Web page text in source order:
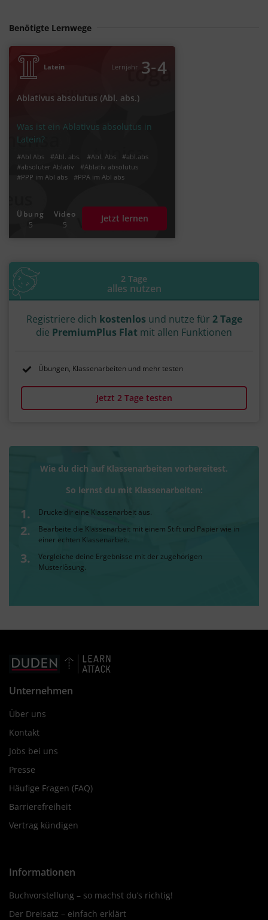
Benötigte Lernwege
Latein Lernjahr 3‐4
Ablativus absolutus (Abl. abs.)
Was ist ein Ablativus absolutus in
Latein?
#Abl Abs #Abl. abs. #Abl. Abs
#abl.abs
#absoluter Ablativ
#Ablativ absolutus
#PPP im Abl abs
#PPA im Abl abs
Übung
5
Video
5
Jetzt lernen
2 Tage
alles nutzen
Registriere dich kostenlos und nutze für 2 Tage
die PremiumPlus Flat mit allen Funktionen
Übungen, Klassenarbeiten und mehr testen
Jetzt 2 Tage testen
Wie du dich auf Klassenarbeiten vorbereitest.
So lernst du mit Klassenarbeiten:
Drucke dir eine Klassenarbeit aus.
Bearbeite die Klassenarbeit mit einem Stift und Papier wie in
einer echten Klassenarbeit.
Vergleiche deine Ergebnisse mit der zugehörigen
Musterlösung.
Unternehmen
Über uns
Kontakt
Jobs bei uns
Presse
Häufige Fragen (FAQ)
Barrierefreiheit
Vertrag kündigen
Informationen
Buchvorstellung – so machst du’s richtig!
Der Dreisatz – einfach erklärt